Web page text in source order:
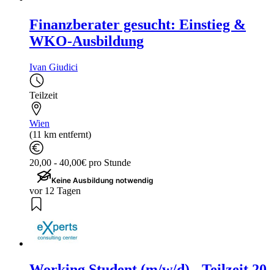
Finanzberater gesucht: Einstieg &
WKO-Ausbildung
Ivan Giudici
Teilzeit
Wien
(11 km entfernt)
20,00 - 40,00€ pro Stunde
Keine Ausbildung notwendig
vor 12 Tagen